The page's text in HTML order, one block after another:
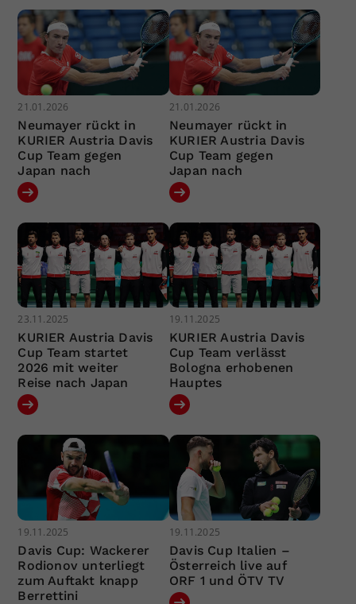
21.01.2026
Neumayer rückt in
KURIER Austria Davis
Cup Team gegen
Japan nach
21.01.2026
Neumayer rückt in
KURIER Austria Davis
Cup Team gegen
Japan nach
23.11.2025
KURIER Austria Davis
Cup Team startet
2026 mit weiter
Reise nach Japan
19.11.2025
KURIER Austria Davis
Cup Team verlässt
Bologna erhobenen
Hauptes
19.11.2025
Davis Cup: Wackerer
Rodionov unterliegt
zum Auftakt knapp
Berrettini
19.11.2025
Davis Cup Italien –
Österreich live auf
ORF 1 und ÖTV TV